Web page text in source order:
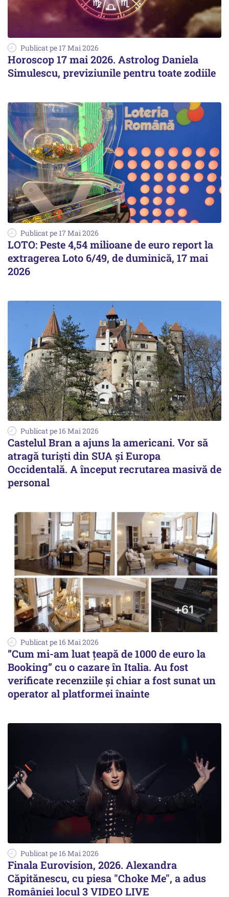
Publicat pe 17 Mai 2026
Horoscop 17 mai 2026. Astrolog Daniela
Simulescu, previziunile pentru toate zodiile
Publicat pe 17 Mai 2026
LOTO: Peste 4,54 milioane de euro report la
extragerea Loto 6/49, de duminică, 17 mai
2026
Publicat pe 16 Mai 2026
Castelul Bran a ajuns la americani. Vor să
atragă turiști din SUA și Europa
Occidentală. A început recrutarea masivă de
personal
Publicat pe 16 Mai 2026
”Cum mi-am luat țeapă de 1000 de euro la
Booking” cu o cazare în Italia. Au fost
verificate recenziile și chiar a fost sunat un
operator al platformei înainte
Publicat pe 16 Mai 2026
Finala Eurovision, 2026. Alexandra
Căpitănescu, cu piesa "Choke Me", a adus
României locul 3 VIDEO LIVE